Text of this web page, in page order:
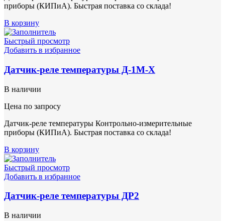
приборы (КИПиА). Быстрая поставка со склада!
В корзину
Быстрый просмотр
Добавить в избранное
Датчик-реле температуры Д-1М-Х
В наличии
Цена по запросу
Датчик-реле температуры Контрольно-измерительные
приборы (КИПиА). Быстрая поставка со склада!
В корзину
Быстрый просмотр
Добавить в избранное
Датчик-реле температуры ДР2
В наличии